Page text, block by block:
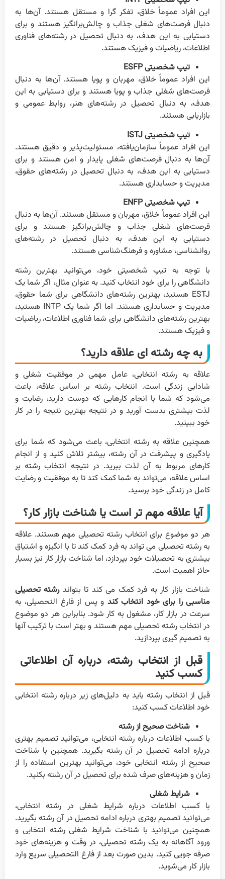
این افراد عموماً خلاق، تفکر گرا و مستقل هستند. آن‌ها به
دنبال فرصت‌های شغلی جذاب و چالش‌برانگیز هستند و برای
دستیابی به این هدف، به دنبال تحصیل در رشته‌های فناوری
اطلاعات، ریاضیات و فیزیک هستند.
تیپ شخصیتی ESFP
این افراد عموماً خلاق، مهربان و پویا هستند. آن‌ها به دنبال
فرصت‌های شغلی جذاب و پویا هستند و برای دستیابی به این
هدف، به دنبال تحصیل در رشته‌های هنر، روابط عمومی و
بازاریابی هستند.
تیپ شخصیتی ISTJ
این افراد عموماً سازمان‌یافته، مسئولیت‌پذیر و دقیق هستند.
آن‌ها به دنبال فرصت‌های شغلی پایدار و امن هستند و برای
دستیابی به این هدف، به دنبال تحصیل در رشته‌های حقوق،
مدیریت و حسابداری هستند.
تیپ شخصیتی ENFP
این افراد عموماً خلاق، مهربان و مستقل هستند. آن‌ها به دنبال
فرصت‌های شغلی جذاب و چالش‌برانگیز هستند و برای
دستیابی به این هدف، به دنبال تحصیل در رشته‌های
روانشناسی، مشاوره و فرهنگ‌شناسی هستند.
با توجه به تیپ شخصیتی خود، می‌توانید بهترین رشته
دانشگاهی را برای خود انتخاب کنید. به عنوان مثال، اگر شما یک
ESTJ هستید، بهترین رشته‌های دانشگاهی برای شما حقوق،
مدیریت و حسابداری هستند. اما اگر شما یک INTP هستید،
بهترین رشته‌های دانشگاهی برای شما فناوری اطلاعات، ریاضیات
و فیزیک هستند.
به چه رشته ای علاقه دارید؟
علاقه به رشته انتخابی، عامل مهمی در موفقیت شغلی و
شادابی زندگی است. انتخاب رشته بر اساس علاقه، باعث
می‌شود که شما با انجام کارهایی که دوست دارید، رضایت و
لذت بیشتری بدست آورید و در نتیجه بهترین نتیجه را در کار
خود ببینید.
همچنین علاقه به رشته انتخابی، باعث می‌شود که شما برای
یادگیری و پیشرفت در آن رشته، بیشتر تلاش کنید و از انجام
کارهای مربوط به آن لذت ببرید. در نتیجه انتخاب رشته بر
اساس علاقه، می‌تواند به شما کمک کند تا به موفقیت و رضایت
کامل در زندگی خود برسید.
آیا علاقه مهم تر است یا شناخت بازار کار؟
هر دو موضوع برای انتخاب رشته تحصیلی مهم هستند. علاقه
به رشته تحصیلی می تواند به فرد کمک کند تا با انگیزه و اشتیاق
بیشتری به تحصیلات خود بپردازد، اما شناخت بازار کار نیز بسیار
حائز اهمیت است.
شناخت بازار کار به فرد کمک می کند تا بتواندرشته تحصیلی
مناسبی را برای خود انتخاب کند و پس از فارغ التحصیلی، به
سرعت در بازار کار، مشغول به کار شود. بنابراین هر دو موضوع
در انتخاب رشته تحصیلی مهم هستند و بهتر است با ترکیب آنها
به تصمیم گیری بپردازید.
قبل از انتخاب رشته، درباره آن اطلاعاتی
کسب کنید
قبل از انتخاب رشته باید به دلیل‌های زیر درباره رشته انتخابی
خود اطلاعات کسب کنید:
شناخت صحیح از رشته
با کسب اطلاعات درباره رشته انتخابی، می‌توانید تصمیم بهتری
درباره ادامه تحصیل در آن رشته بگیرید. همچنین با شناخت
صحیح از رشته انتخابی خود، می‌توانید بهترین استفاده را از
زمان و هزینه‌های صرف شده برای تحصیل در آن رشته بکنید.
شرایط شغلی
با کسب اطلاعات درباره شرایط شغلی در رشته انتخابی،
می‌توانید تصمیم بهتری درباره ادامه تحصیل در آن رشته بگیرید.
همچنین می‌توانید با شناخت شرایط شغلی رشته انتخابی و
ورود آگاهانه به یک رشته تحصیلی، در وقت و هزینه‌های خود
صرفه جویی کنید. بدین صورت بعد از فارغ التحصیلی سریع وارد
بازار کار می‌شوید.